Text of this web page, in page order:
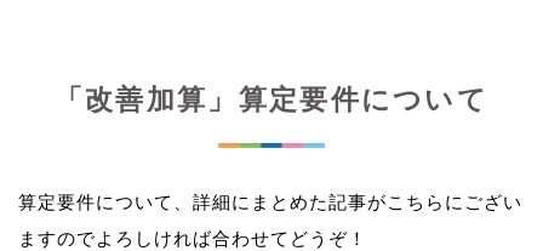
「改善加算」算定要件について
算定要件について、詳細にまとめた記事がこちらにござい
ますのでよろしければ合わせてどうぞ！